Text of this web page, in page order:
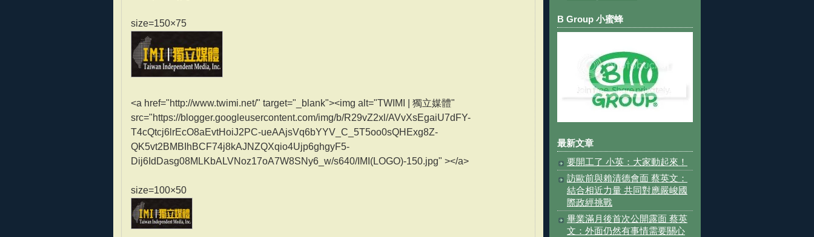
size=150×75
<a href="http://www.twimi.net/" target="_blank"><img alt="TWIMI | 獨立媒體"
src="https://blogger.googleusercontent.com/img/b/R29vZ2xl/AVvXsEgaiU7dFY-
T4cQtcj6lrEcO8aEvtHoiJ2PC-ueAAjsVq6bYYV_C_5T5oo0sQHExg8Z-
QK5vt2BMBIhBCF74j8kAJNZQXqio4Ujp6ghgyF5-
Dij6IdDasg08MLKbALVNoz17oA7W8SNy6_w/s640/IMI(LOGO)-150.jpg" ></a>
size=100×50
B Group 小蜜蜂
最新文章
要開工了 小英：大家動起來！
訪歐前與賴清德會面 蔡英文：
結合相近力量 共同對應嚴峻國
際政經挑戰
畢業滿月後首次公開露面 蔡英
文：外面仍然有事情需要關心